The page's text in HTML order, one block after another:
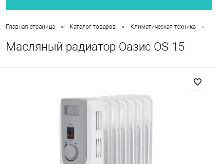
Главная страница • Каталог товаров • Климатическая техника •
Масляный радиатор Оазис OS-15